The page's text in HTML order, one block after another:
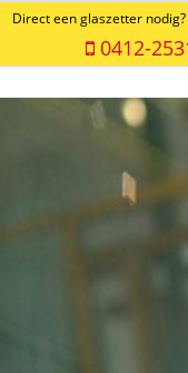
Direct een glaszetter nodig?
0412-